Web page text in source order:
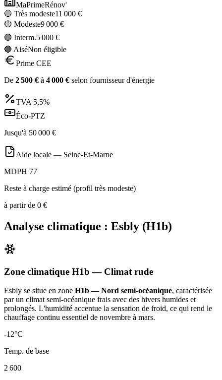
MaPrimeRénov'
🔵 Très modeste11 000 €
🟡 Modeste9 000 €
🟣 Interm.5 000 €
🔴 AiséNon éligible
Prime CEE
De 2 500 € à 4 000 € selon fournisseur d'énergie
TVA 5,5%
Éco-PTZ
Jusqu'à 50 000 €
Aide locale — Seine-Et-Marne
MDPH 77
Reste à charge estimé (profil très modeste)
à partir de 0 €
Analyse climatique : Esbly (H1b)
Zone climatique H1b — Climat rude
Esbly se situe en zone H1b — Nord semi-océanique, caractérisée
par un climat semi-océanique frais avec des hivers humides et
prolongés. L'humidité accentue la sensation de froid, ce qui rend le
chauffage continu essentiel de novembre à mars.
-12°C
Temp. de base
2 600